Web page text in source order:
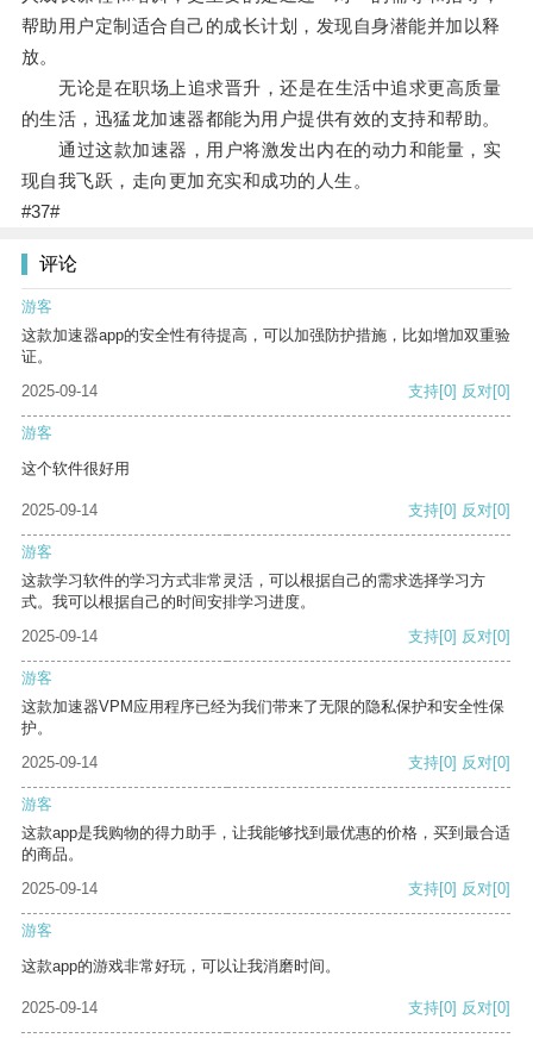
帮助用户定制适合自己的成长计划，发现自身潜能并加以释
放。
无论是在职场上追求晋升，还是在生活中追求更高质量
的生活，迅猛龙加速器都能为用户提供有效的支持和帮助。
通过这款加速器，用户将激发出内在的动力和能量，实
现自我飞跃，走向更加充实和成功的人生。
#37#
评论
游客
这款加速器app的安全性有待提高，可以加强防护措施，比如增加双重验
证。
2025-09-14
支持[0] 反对[0]
游客
这个软件很好用
2025-09-14 支持[0] 反对[0]
游客
这款学习软件的学习方式非常灵活，可以根据自己的需求选择学习方
式。我可以根据自己的时间安排学习进度。
2025-09-14
支持[0] 反对[0]
游客
这款加速器VPM应用程序已经为我们带来了无限的隐私保护和安全性保
护。
2025-09-14
支持[0] 反对[0]
游客
这款app是我购物的得力助手，让我能够找到最优惠的价格，买到最合适
的商品。
2025-09-14
支持[0] 反对[0]
游客
这款app的游戏非常好玩，可以让我消磨时间。
2025-09-14 支持[0] 反对[0]